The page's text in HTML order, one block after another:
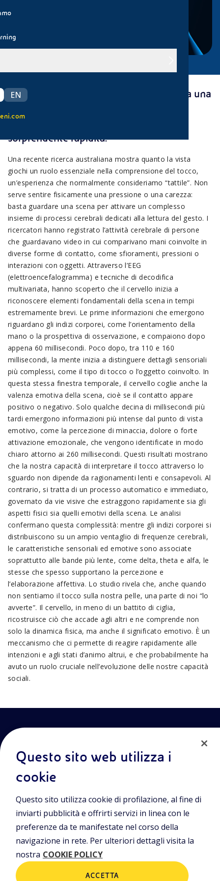
EN
eni.com
Quando osserviamo qualcuno che tocca una
sorprendente rapidità.
Una recente ricerca australiana mostra quanto la vista
giochi un ruolo essenziale nella comprensione del tocco,
un’esperienza che normalmente consideriamo “tattile”. Non
serve sentire fisicamente una pressione o una carezza:
basta guardare una scena per attivare un complesso
insieme di processi cerebrali dedicati alla lettura del gesto. I
ricercatori hanno registrato l’attività cerebrale di persone
che guardavano video in cui comparivano mani coinvolte in
diverse forme di contatto, come sfioramenti, pressioni o
interazioni con oggetti. Attraverso l’EEG
(elettroencefalogramma) e tecniche di decodifica
multivariata, hanno scoperto che il cervello inizia a
riconoscere elementi fondamentali della scena in tempi
estremamente brevi. Le prime informazioni che emergono
riguardano gli indizi corporei, come l’orientamento della
mano o la prospettiva di osservazione, e compaiono dopo
appena 60 millisecondi. Poco dopo, tra 110 e 160
millisecondi, la mente inizia a distinguere dettagli sensoriali
più complessi, come il tipo di tocco o l’oggetto coinvolto. In
questa stessa finestra temporale, il cervello coglie anche la
valenza emotiva della scena, cioè se il contatto appare
positivo o negativo. Solo qualche decina di millisecondi più
tardi emergono informazioni più intense dal punto di vista
emotivo, come la percezione di minaccia, dolore o forte
attivazione emozionale, che vengono identificate in modo
chiaro attorno ai 260 millisecondi. Questi risultati mostrano
che la nostra capacità di interpretare il tocco attraverso lo
sguardo non dipende da ragionamenti lenti e consapevoli. Al
contrario, si tratta di un processo automatico e immediato,
governato da vie visive che estraggono rapidamente sia gli
aspetti fisici sia quelli emotivi della scena. Le analisi
confermano questa complessità: mentre gli indizi corporei si
distribuiscono su un ampio ventaglio di frequenze cerebrali,
le caratteristiche sensoriali ed emotive sono associate
soprattutto alle bande più lente, come delta, theta e alfa, le
stesse che spesso supportano la percezione e
l’elaborazione affettiva. Lo studio rivela che, anche quando
non sentiamo il tocco sulla nostra pelle, una parte di noi “lo
avverte”. Il cervello, in meno di un battito di ciglia,
ricostruisce ciò che accade agli altri e ne comprende non
solo la dinamica fisica, ma anche il significato emotivo. È un
meccanismo che ci permette di reagire rapidamente alle
intenzioni e agli stati d’animo altrui, e che probabilmente ha
avuto un ruolo cruciale nell’evoluzione delle nostre capacità
sociali.
Entra nel mondo Eniscuola.Scopri gli strumenti e le
metodologie innovative per la didattica e naviga tra contenuti
multimediali, lezioni digitali e approfondimenti sui grandi temi
di attualità. Eniscuola è una iniziativa di Eni.
POLICIES
Termini e condizioni
Questo sito web utilizza i
cookie
Questo sito utilizza cookie di profilazione, al fine di
inviarti pubblicità e offrirti servizi in linea con le
preferenze da te manifestate nel corso della
navigazione in rete. Per ulteriori dettagli visita la
nostra COOKIE POLICY
ACCETTA